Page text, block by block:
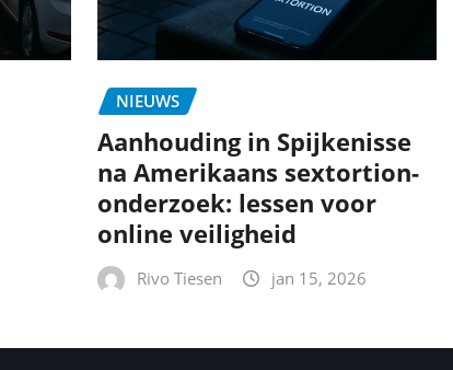
NIEUWS
Aanhouding in Spijkenisse
na Amerikaans sextortion-
onderzoek: lessen voor
online veiligheid
Rivo Tiesen jan 15, 2026